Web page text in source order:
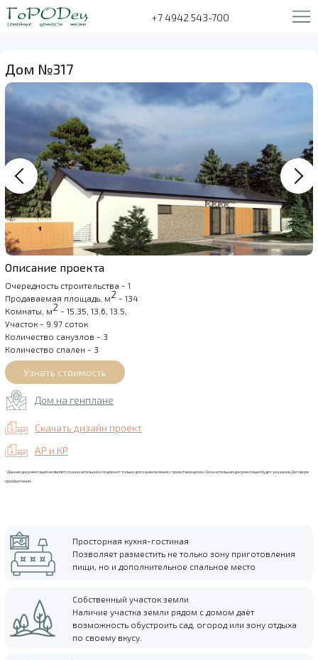
+7 4942 543-700
Дом №317
Описание проекта
Очередность строительства - 1
Продаваемая площадь, м2 - 134
Комнаты, м2 - 15.35, 13.6, 13.5,
Участок - 9.97 соток
Количество санузлов - 3
Количество спален - 3
Дом на генплане
Скачать дизайн проект
АР и КР
*Данная документация не является окончательной и подлежит только для ознакомления с проектов в целом. Окончательная документация будет указана в Договоре
приобретения.
Просторная кухня-гостиная
Позволяет разместить не только зону приготовления
пищи, но и дополнительное спальное место
Собственный участок земли
Наличие участка земли рядом с домом даёт
возможность обустроить сад, огород или зону отдыха
по своему вкусу.